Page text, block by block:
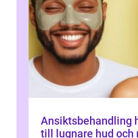
Ansiktsbehandling
till lugnare hud och